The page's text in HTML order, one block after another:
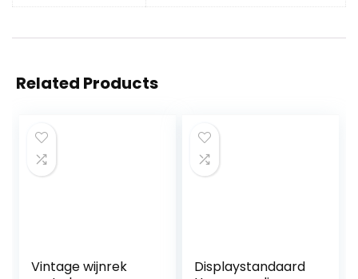
Related Products
Vintage wijnrek
Displaystandaard